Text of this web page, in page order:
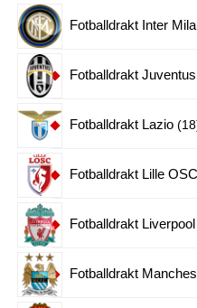
Fotballdrakt Inter
Fotballdrakt Juventus
Fotballdrakt Lazio 18
Fotballdrakt Lille OSC
Fotballdrakt Liverpool
Fotballdrakt